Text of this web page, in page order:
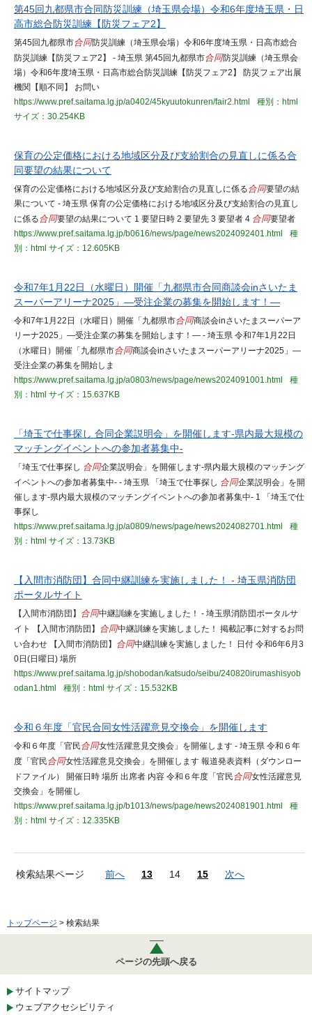
第45回九都県市合同防災訓練（埼玉県会場）令和6年度埼玉県・日
高市総合防災訓練【防災フェア2】
第45回九都県市合同防災訓練（埼玉県会場）令和6年度埼玉県・日高市総合
防災訓練【防災フェア2】 - 埼玉県 第45回九都県市合同防災訓練（埼玉県会
場）令和6年度埼玉県・日高市総合防災訓練【防災フェア2】 防災フェア出展
機関【順不同】 お問い
https://www.pref.saitama.lg.jp/a0402/45kyuutokunren/fair2.html
種別：html
サイズ：30.254KB
保育の公定価格における地域区分及び支給割合の見直しに係る合
同要望の結果について
保育の公定価格における地域区分及び支給割合の見直しに係る合同要望の結
果について - 埼玉県 保育の公定価格における地域区分及び支給割合の見直し
に係る合同要望の結果について 1 要望日時 2 要望先 3 要望者 4 合同要望者
https://www.pref.saitama.lg.jp/b0616/news/page/news2024092401.html
種
別：html サイズ：12.605KB
令和7年1月22日（水曜日）開催「九都県市合同商談会inさいたま
スーパーアリーナ2025」―受注企業の募集を開始します！―
令和7年1月22日（水曜日）開催「九都県市合同商談会inさいたまスーパーア
リーナ2025」―受注企業の募集を開始します！― - 埼玉県 令和7年1月22日
（水曜日）開催「九都県市合同商談会inさいたまスーパーアリーナ2025」―
受注企業の募集を開始しま
https://www.pref.saitama.lg.jp/a0803/news/page/news2024091001.html
種
別：html サイズ：15.637KB
「埼玉で仕事探し 合同企業説明会」を開催します-県内最大規模の
マッチングイベントへの参加者募集中-
「埼玉で仕事探し 合同企業説明会」を開催します-県内最大規模のマッチング
イベントへの参加者募集中- - 埼玉県 「埼玉で仕事探し 合同企業説明会」を開
催します-県内最大規模のマッチングイベントへの参加者募集中- 1 「埼玉で仕
事探し
https://www.pref.saitama.lg.jp/a0809/news/page/news2024082701.html
種
別：html サイズ：13.73KB
【入間市消防団】合同中継訓練を実施しました！ - 埼玉県消防団
ポータルサイト
【入間市消防団】 合同中継訓練を実施しました！ - 埼玉県消防団ポータルサ
イト 【入間市消防団】 合同中継訓練を実施しました！ 掲載記事に対するお問
い合わせ 【入間市消防団】 合同中継訓練を実施しました！ 日付 令和6年6月3
0日(日曜日) 場所
https://www.pref.saitama.lg.jp/shobodan/katsudo/seibu/240820irumashisyob
odan1.html
種別：html サイズ：15.532KB
令和６年度「官民合同女性活躍意見交換会」を開催します
令和６年度「官民合同女性活躍意見交換会」を開催します - 埼玉県 令和６年
度「官民合同女性活躍意見交換会」を開催します 報道発表資料（ダウンロー
ドファイル） 開催日時 場所 出席者 内容 令和６年度「官民合同女性活躍意見
交換会」を開催し
https://www.pref.saitama.lg.jp/b1013/news/page/news2024081901.html
種
別：html サイズ：12.335KB
検索結果ページ 前へ 13 14 15 次へ
トップページ > 検索結果
ページの先頭へ戻る
サイトマップ
ウェブアクセシビリティ